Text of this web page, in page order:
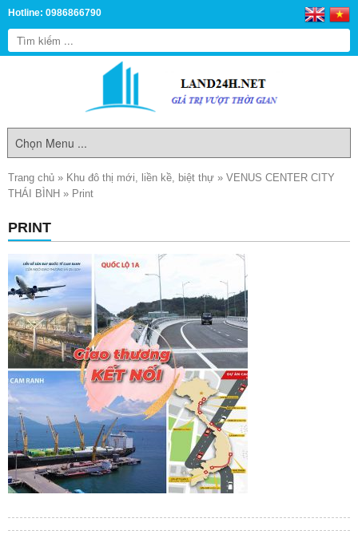
Hotline: 0986866790
Trang chủ » Khu đô thị mới, liền kề, biệt thự » VENUS CENTER CITY
THÁI BÌNH » Print
PRINT